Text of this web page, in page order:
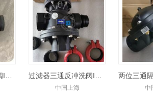
中国上海 中